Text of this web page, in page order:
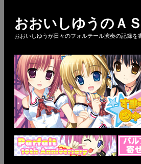
おおいしゆうのＡ
おおいしゆうが日々のフォルテール演奏の記録